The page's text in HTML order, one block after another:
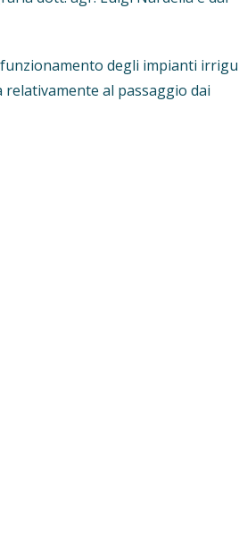
degli impianti
al passaggio dai